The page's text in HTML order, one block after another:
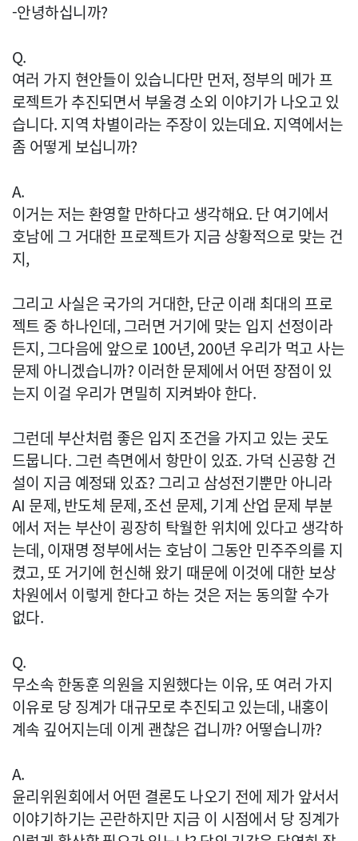
-안녕하십니까?
Q.
여러 가지 현안들이 있습니다만 먼저, 정부의 메가 프
로젝트가 추진되면서 부울경 소외 이야기가 나오고 있
습니다. 지역 차별이라는 주장이 있는데요. 지역에서는
좀 어떻게 보십니까?
A.
이거는 저는 환영할 만하다고 생각해요. 단 여기에서
호남에 그 거대한 프로젝트가 지금 상황적으로 맞는 건
지,
그리고 사실은 국가의 거대한, 단군 이래 최대의 프로
젝트 중 하나인데, 그러면 거기에 맞는 입지 선정이라
든지, 그다음에 앞으로 100년, 200년 우리가 먹고 사는
문제 아니겠습니까? 이러한 문제에서 어떤 장점이 있
는지 이걸 우리가 면밀히 지켜봐야 한다.
그런데 부산처럼 좋은 입지 조건을 가지고 있는 곳도
드뭅니다. 그런 측면에서 항만이 있죠. 가덕 신공항 건
설이 지금 예정돼 있죠? 그리고 삼성전기뿐만 아니라
AI 문제, 반도체 문제, 조선 문제, 기계 산업 문제 부분
에서 저는 부산이 굉장히 탁월한 위치에 있다고 생각하
는데, 이재명 정부에서는 호남이 그동안 민주주의를 지
켰고, 또 거기에 헌신해 왔기 때문에 이것에 대한 보상
차원에서 이렇게 한다고 하는 것은 저는 동의할 수가
없다.
Q.
무소속 한동훈 의원을 지원했다는 이유, 또 여러 가지
이유로 당 징계가 대규모로 추진되고 있는데, 내홍이
계속 깊어지는데 이게 괜찮은 겁니까? 어떻습니까?
A.
윤리위원회에서 어떤 결론도 나오기 전에 제가 앞서서
이야기하기는 곤란하지만 지금 이 시점에서 당 징계가